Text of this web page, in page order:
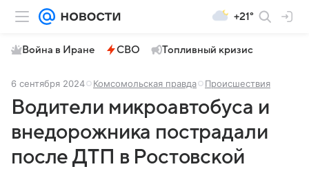
+21°
Война в Иране СВО Топливный кризис
6 сентября 2024 Комсомольская правда Происшествия
Водители микроавтобуса и
внедорожника пострадали
после ДТП в Ростовской